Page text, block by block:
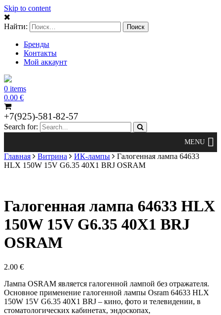
Skip to content
Найти:
Бренды
Контакты
Мой аккаунт
0 items
0.00 €
+7(925)-581-82-57
Search for:
Главная Витрина ИК-лампы
Галогенная лампа 64633
HLX 150W 15V G6.35 40X1 BRJ OSRAM
Галогенная лампа 64633 HLX
150W 15V G6.35 40X1 BRJ
OSRAM
2.00 €
Лампа OSRAM является галогенной лампой без отражателя.
Основное применение галогенной лампы Osram 64633 HLX
150W 15V G6.35 40X1 BRJ – кино, фото и телевидении, в
стоматологических кабинетах, эндоскопах,